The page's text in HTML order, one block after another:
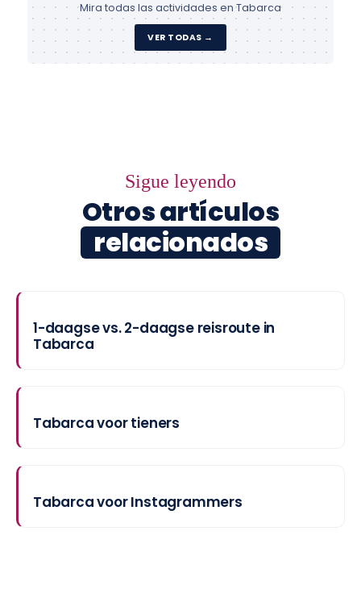
Mira todas las actividades en Tabarca
VER TODAS →
Sigue leyendo
Otros artículos
relacionados
1-daagse vs. 2-daagse reisroute in
Tabarca
Tabarca voor tieners
Tabarca voor Instagrammers